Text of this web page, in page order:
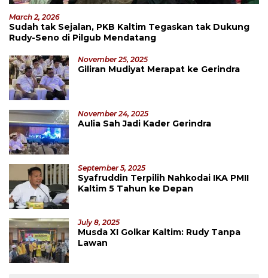
March 2, 2026
Sudah tak Sejalan, PKB Kaltim Tegaskan tak Dukung
Rudy-Seno di Pilgub Mendatang
November 25, 2025
Giliran Mudiyat Merapat ke Gerindra
November 24, 2025
Aulia Sah Jadi Kader Gerindra
September 5, 2025
Syafruddin Terpilih Nahkodai IKA PMII
Kaltim 5 Tahun ke Depan
July 8, 2025
Musda XI Golkar Kaltim: Rudy Tanpa
Lawan